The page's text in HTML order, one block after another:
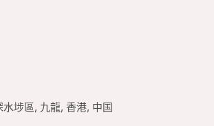
埗區, 九龍, 香港, 中国